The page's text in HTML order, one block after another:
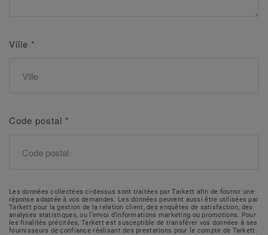
Ville *
Code postal *
Les données collectées ci-dessus sont traitées par Tarkett afin de fournir une
réponse adaptée à vos demandes. Les données peuvent aussi être utilisées par
Tarkett pour la gestion de la relation client, des enquêtes de satisfaction, des
analyses statistiques, ou l’envoi d’informations marketing ou promotions. Pour
les finalités précitées, Tarkett est susceptible de transférer vos données à ses
fournisseurs de confiance réalisant des prestations pour le compte de Tarkett.